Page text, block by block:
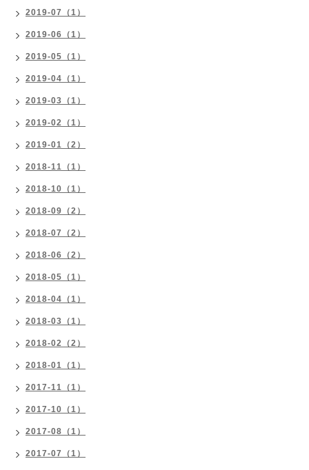
2019-07（1）
2019-06（1）
2019-05（1）
2019-04（1）
2019-03（1）
2019-02（1）
2019-01（2）
2018-11（1）
2018-10（1）
2018-09（2）
2018-07（2）
2018-06（2）
2018-05（1）
2018-04（1）
2018-03（1）
2018-02（2）
2018-01（1）
2017-11（1）
2017-10（1）
2017-08（1）
2017-07（1）